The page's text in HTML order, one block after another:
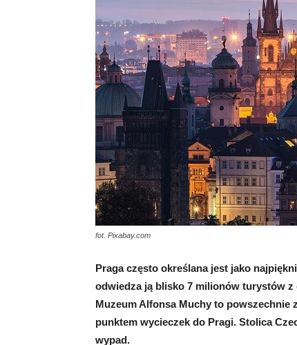
fot. Pixabay.com
Praga często określana jest jako
odwiedza ją blisko 7 milionów turystów z
Muzeum Alfonsa Muchy to powszechnie
punktem wycieczek do Pragi. Stolica
wypad.